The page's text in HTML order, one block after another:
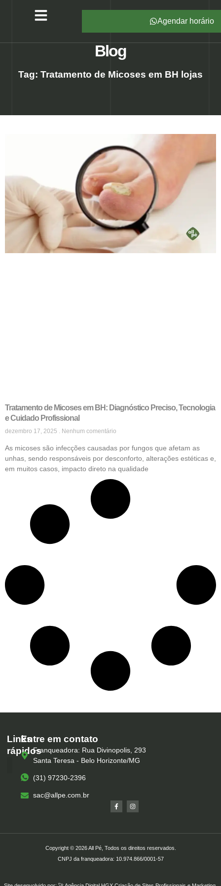
Agendar horário
Blog
Tag: Tratamento de Micoses em BH lojas
Tratamento de Micoses em BH: Diagnóstico Preciso, Tecnologia
e Cuidado Profissional
dezembro 17, 2025 Nenhum comentário
As micoses são infecções causadas por fungos que afetam as
unhas, sendo responsáveis por desconforto, alterações estéticas e,
em muitos casos, impacto direto na qualidade
Links
rápidos
Entre em contato
Franqueadora: Rua Divinopolis, 293
Santa Teresa - Belo Horizonte/MG
(31) 97230-2396
sac@allpe.com.br
Copyright © 2026 All Pé, Todos os direitos reservados.
CNPJ da franqueadora: 10.974.866/0001-57